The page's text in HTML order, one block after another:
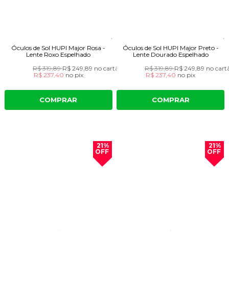
Óculos de Sol HUPI Major Rosa -
Lente Roxo Espelhado
R$ 319,89R$ 249,89 no cartão
R$ 237,40 no pix
COMPRAR
Óculos de Sol HUPI Major Preto -
Lente Dourado Espelhado
R$ 319,89R$ 249,89 no
R$ 237,40 no pix
COMPRAR
21%
OFF
21%
OFF